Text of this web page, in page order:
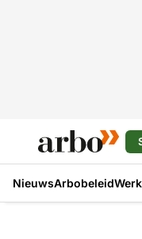
NieuwsArbobeleid